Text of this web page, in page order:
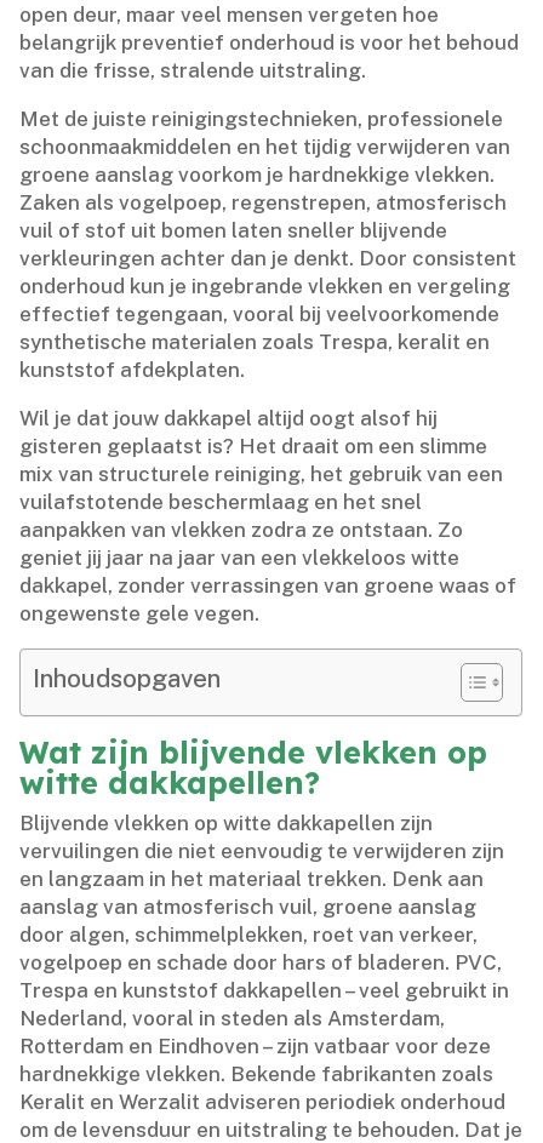
open deur, maar veel mensen vergeten hoe
belangrijk preventief onderhoud is voor het behoud
van die frisse, stralende uitstraling.​
Met de juiste reinigingstechnieken, professionele
schoonmaakmiddelen en het tijdig verwijderen van
groene aanslag voorkom je hardnekkige vlekken.​
Zaken als vogelpoep, regenstrepen, atmosferisch
vuil of stof uit bomen laten sneller blijvende
verkleuringen achter dan je denkt.​ Door consistent
onderhoud kun je ingebrande vlekken en vergeling
effectief tegengaan, vooral bij veelvoorkomende
synthetische materialen zoals Trespa, keralit en
kunststof afdekplaten.​
Wil je dat jouw dakkapel altijd oogt alsof hij
gisteren geplaatst is? Het draait om een slimme
mix van structurele reiniging, het gebruik van een
vuilafstotende beschermlaag en het snel
aanpakken van vlekken zodra ze ontstaan.​ Zo
geniet jij jaar na jaar van een vlekkeloos witte
dakkapel, zonder verrassingen van groene waas of
ongewenste gele vegen.​
Inhoudsopgaven
Wat zijn blijvende vlekken op
witte dakkapellen?
Blijvende vlekken op witte dakkapellen zijn
vervuilingen die niet eenvoudig te verwijderen zijn
en langzaam in het materiaal trekken.​ Denk aan
aanslag van atmosferisch vuil, groene aanslag
door algen, schimmelplekken, roet van verkeer,
vogelpoep en schade door hars of bladeren.​ PVC,
Trespa en kunststof dakkapellen – veel gebruikt in
Nederland, vooral in steden als Amsterdam,
Rotterdam en Eindhoven – zijn vatbaar voor deze
hardnekkige vlekken.​ Bekende fabrikanten zoals
Keralit en Werzalit adviseren periodiek onderhoud
om de levensduur en uitstraling te behouden.​ Dat je